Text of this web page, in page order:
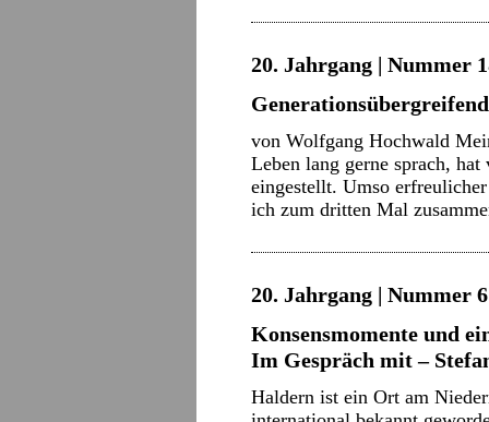
20. Jahrgang | Nummer
von Wolfgang Hochwald
Leben lang gerne sprach,
eingestellt. Umso
ich zum dritten Mal
20. Jahrgang | Nummer
Konsensmomente und
Im Gespräch mit –
Haldern ist ein Ort am